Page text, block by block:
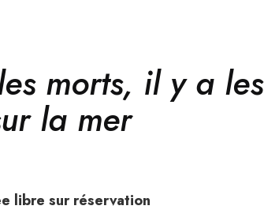
morts, il y a les
la mer
libre sur réservation